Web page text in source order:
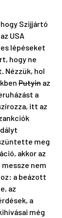
Szijjártó
USA
lépéseket
hogy ne
Nézzük, hol
Putyin az
a
itt az
meg
akkor az
nem
a beázott
az
a
még